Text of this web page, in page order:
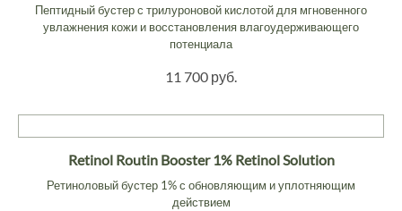
Пептидный бустер с трилуроновой кислотой для мгновенного
увлажнения кожи и восстановления влагоудерживающего
потенциала
11 700 руб.
Retinol Routin Booster 1% Retinol Solution
Ретиноловый бустер 1% с обновляющим и уплотняющим
действием